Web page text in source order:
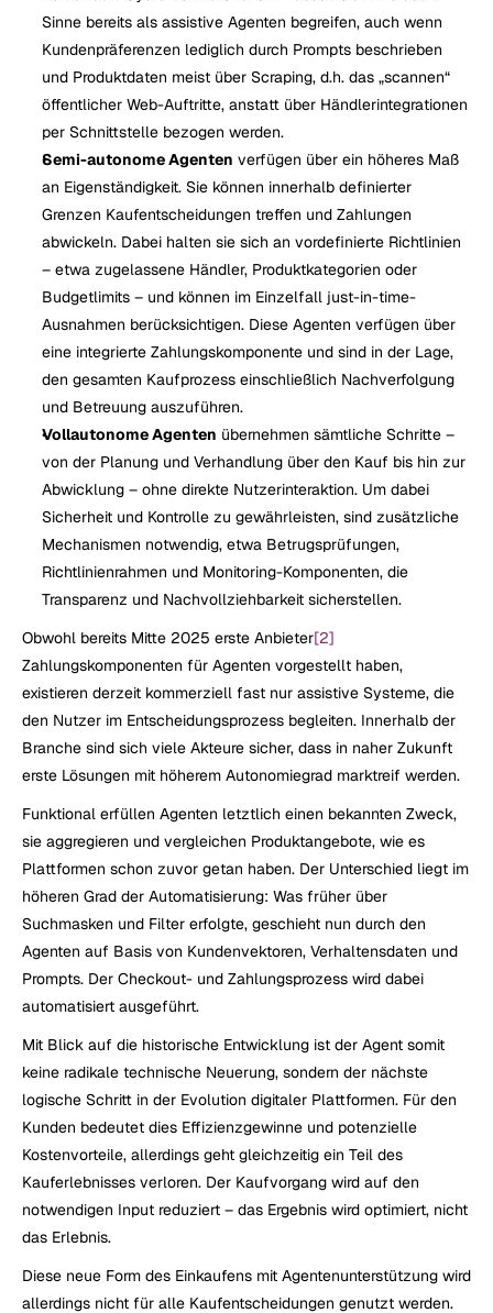
Sinne bereits als assistive Agenten begreifen, auch wenn
Kundenpräferenzen lediglich durch Prompts beschrieben
und Produktdaten meist über Scraping, d.h. das „scannen“
öffentlicher Web-Auftritte, anstatt über Händlerintegrationen
per Schnittstelle bezogen werden.
Semi-autonome Agenten verfügen über ein höheres Maß
an Eigenständigkeit. Sie können innerhalb definierter
Grenzen Kaufentscheidungen treffen und Zahlungen
abwickeln. Dabei halten sie sich an vordefinierte Richtlinien
– etwa zugelassene Händler, Produktkategorien oder
Budgetlimits – und können im Einzelfall just-in-time-
Ausnahmen berücksichtigen. Diese Agenten verfügen über
eine integrierte Zahlungskomponente und sind in der Lage,
den gesamten Kaufprozess einschließlich Nachverfolgung
und Betreuung auszuführen.
Vollautonome Agenten übernehmen sämtliche Schritte –
von der Planung und Verhandlung über den Kauf bis hin zur
Abwicklung – ohne direkte Nutzerinteraktion. Um dabei
Sicherheit und Kontrolle zu gewährleisten, sind zusätzliche
Mechanismen notwendig, etwa Betrugsprüfungen,
Richtlinienrahmen und Monitoring-Komponenten, die
Transparenz und Nachvollziehbarkeit sicherstellen.
Obwohl bereits Mitte 2025 erste Anbieter[2]
Zahlungskomponenten für Agenten vorgestellt haben,
existieren derzeit kommerziell fast nur assistive Systeme, die
den Nutzer im Entscheidungsprozess begleiten. Innerhalb der
Branche sind sich viele Akteure sicher, dass in naher Zukunft
erste Lösungen mit höherem Autonomiegrad marktreif werden.
Funktional erfüllen Agenten letztlich einen bekannten Zweck,
sie aggregieren und vergleichen Produktangebote, wie es
Plattformen schon zuvor getan haben. Der Unterschied liegt im
höheren Grad der Automatisierung: Was früher über
Suchmasken und Filter erfolgte, geschieht nun durch den
Agenten auf Basis von Kundenvektoren, Verhaltensdaten und
Prompts. Der Checkout- und Zahlungsprozess wird dabei
automatisiert ausgeführt.
Mit Blick auf die historische Entwicklung ist der Agent somit
keine radikale technische Neuerung, sondern der nächste
logische Schritt in der Evolution digitaler Plattformen. Für den
Kunden bedeutet dies Effizienzgewinne und potenzielle
Kostenvorteile, allerdings geht gleichzeitig ein Teil des
Kauferlebnisses verloren. Der Kaufvorgang wird auf den
notwendigen Input reduziert – das Ergebnis wird optimiert, nicht
das Erlebnis.
Diese neue Form des Einkaufens mit Agentenunterstützung wird
allerdings nicht für alle Kaufentscheidungen genutzt werden.